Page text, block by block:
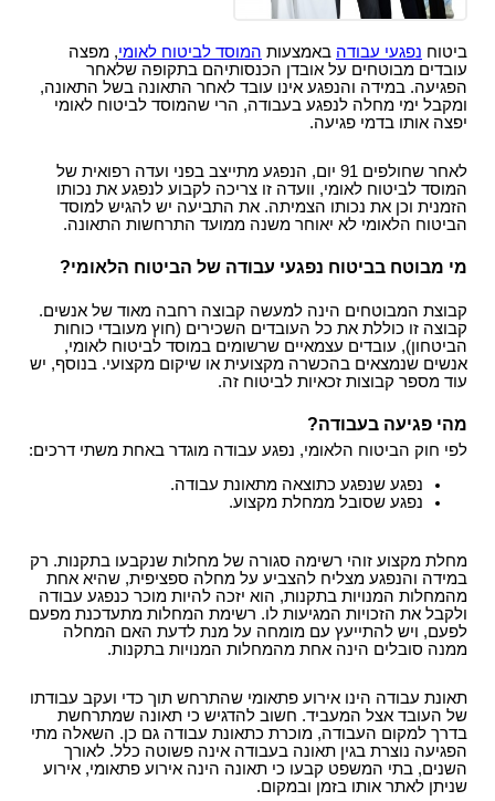
עורך דין תאונת דרכים, עברת תאונה? נשאר לבחור
עו"ד
תקנות פיצויים לנפגעי תאונות דרכים (תשלומים
חוק נפגעי תאונות דרכים (סיוע לבני משפחה)
ייעוץ - עורכי דין
שאלות ותשובות - נזקי גוף
תביעת פיצויים - דוגמאות
פורום אורטופדיה וכירורגיה
עו"ד?
רשלנות רפואית - ניתוחים
רשלנות רפואית - אבחון לקוי
רשלנות רפואית בלידה - הריון
שיתוק מוחין, פיגור שכלי, תביעת רשלנות רפואית
רשלנות רפואית- ניתוח פלסטי קוסמטי
זכויות החולה- על הזכויות שלנו בתחום הבריאות
ס` 35-36 לחוק הנזיקין
תיעוד חומר רפואי - רשלנות רפואית
חוק זכויות החולה
ביטוח לאומי - תביעות פיצויים נפגעי תאונות עבודה
הקשר בין מחלת הסוכרת לשרות הצבאי
קצין תגמולים דחה את תביעתך?
נכי צה"ל וחוק הנכים, לאן?
נפגעי פעולות איבה - טרור
הלם קרב
מאגר חוקים| דיני צבא
נכי צה"ל - דוגמאות לתביעות נכות
עורכי דין מייעצים- משרד הביטחון, צבא
קטעי עיתונות
הנכים?
תביעות תלמידים - תאונות ילדים
תאונות אופניים
תאונות אופנוע - רכב דו גלגלי
תביעת ביטוח בגין נכות מתאונה ומחלוקת בנוגע
לפרשנות חישוב הפיצוי
פגיעות ברחוב - תאונה בשטח ציבורי
חיה מועדת - נשיכת כלב
רשלנות מקצועית
זכויות נפגעי עבירה| קורבנות משפט פלילי ועבירות
חוק פיצוי לנפגעי פוליו, התשס"ז-2007
בדיקת החזרי מס
דואר אלקטרוני, חוק הספאם ודואר זבל, עד מתי?
צליפת שוט, פגיעות ראש, זעזוע מוח, פגיעה נפשית
דירוג עורכי דין - פרסום עורכי דין בחינם באינטרנט !
מומחה רפואי - מה תפקידו ?
ביטוח נפגעי עבודה באמצעות המוסד לביטוח לאומי, מפצה
עובדים מבוטחים על אובדן הכנסותיהם בתקופה שלאחר
הפגיעה. במידה והנפגע אינו עובד לאחר התאונה בשל התאונה,
ומקבל ימי מחלה לנפגע בעבודה, הרי שהמוסד לביטוח לאומי
יפצה אותו בדמי פגיעה.
לאחר שחולפים 91 יום, הנפגע מתייצב בפני ועדה רפואית של
המוסד לביטוח לאומי, וועדה זו צריכה לקבוע לנפגע את נכותו
הזמנית וכן את נכותו הצמיתה. את התביעה יש להגיש למוסד
הביטוח הלאומי לא יאוחר משנה ממועד התרחשות התאונה.
מי מבוטח בביטוח נפגעי עבודה של הביטוח הלאומי?
קבוצת המבוטחים הינה למעשה קבוצה רחבה מאוד של אנשים.
קבוצה זו כוללת את כל העובדים השכירים (חוץ מעובדי כוחות
הביטחון), עובדים עצמאיים שרשומים במוסד לביטוח לאומי,
אנשים שנמצאים בהכשרה מקצועית או שיקום מקצועי. בנוסף, יש
עוד מספר קבוצות זכאיות לביטוח זה.
מהי פגיעה בעבודה?
לפי חוק הביטוח הלאומי, נפגע עבודה מוגדר באחת משתי דרכים:
נפגע שנפגע כתוצאה מתאונת עבודה.
נפגע שסובל ממחלת מקצוע.
מחלת מקצוע זוהי רשימה סגורה של מחלות שנקבעו בתקנות. רק
במידה והנפגע מצליח להצביע על מחלה ספציפית, שהיא אחת
מהמחלות המנויות בתקנות, הוא יזכה להיות מוכר כנפגע עבודה
ולקבל את הזכויות המגיעות לו. רשימת המחלות מתעדכנת מפעם
לפעם, ויש להתייעץ עם מומחה על מנת לדעת האם המחלה
ממנה סובלים הינה אחת מהמחלות המנויות בתקנות.
תאונת עבודה הינו אירוע פתאומי שהתרחש תוך כדי ועקב עבודתו
של העובד אצל המעביד. חשוב להדגיש כי תאונה שמתרחשת
בדרך למקום העבודה, מוכרת כתאונת עבודה גם כן. השאלה מתי
הפגיעה נוצרת בגין תאונה בעבודה אינה פשוטה כלל. לאורך
השנים, בתי המשפט קבעו כי תאונה הינה אירוע פתאומי, אירוע
שניתן לאתר אותו בזמן ובמקום.